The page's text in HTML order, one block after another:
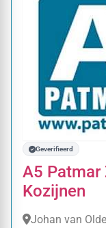
Geverifieerd
A5 Patmar
Kozijnen
Johan van